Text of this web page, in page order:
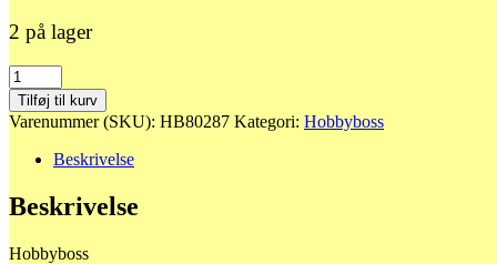
2 på lager
80287
Junkers
Ju-
87G-
antal
Tilføj til kurv
Varenummer (SKU): HB80287 Kategori: Hobbyboss
Beskrivelse
Beskrivelse
Hobbyboss